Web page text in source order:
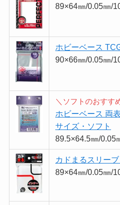
89×64㎜/0.05㎜/
ホビーベース
90×66㎜/0.05㎜/
＼ソフトのおすす
ホビーベース 両
サイズ・ソフト
89.5×64.5㎜/0.05
カドまるスリー
89×64㎜/0.05㎜/